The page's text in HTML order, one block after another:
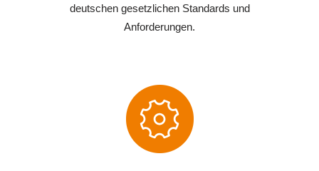
deutschen gesetzlichen Standards und
Anforderungen.